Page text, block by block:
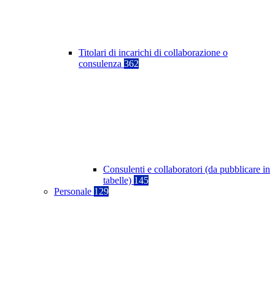
Titolari di incarichi di collaborazione o
consulenza 362
Consulenti e collaboratori (da pubblicare in
tabelle) 145
Personale 129